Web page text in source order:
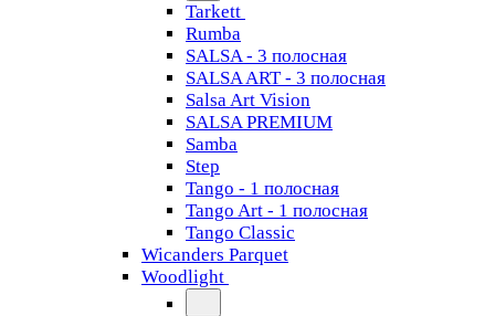
Tarkett
Rumba
SALSA - 3 полосная
SALSA ART - 3 полосная
Salsa Art Vision
SALSA PREMIUM
Samba
Step
Tango - 1 полосная
Tango Art - 1 полосная
Tango Classiс
Wicanders Parquet
Woodlight